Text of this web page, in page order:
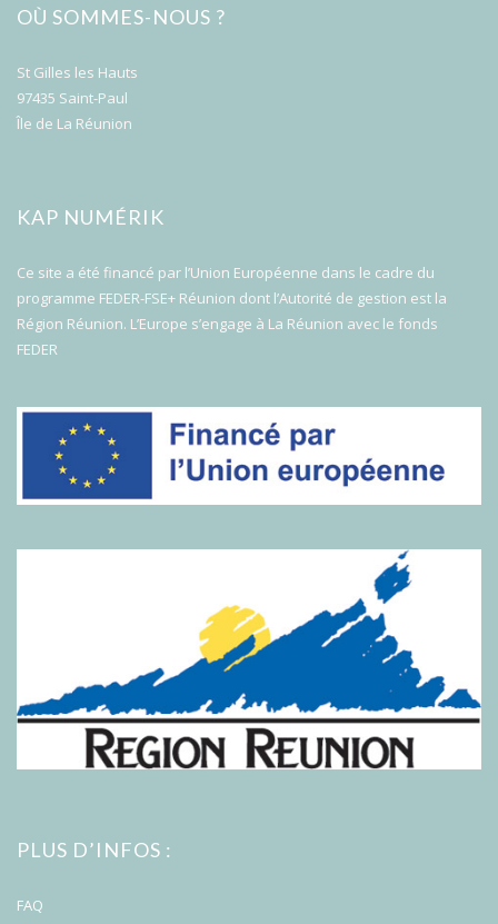
OÙ SOMMES-NOUS ?
St Gilles les Hauts
97435 Saint-Paul
Île de La Réunion
KAP NUMÉRIK
Ce site a été financé par l’Union Européenne dans le cadre du
programme FEDER-FSE+ Réunion dont l’Autorité de gestion est la
Région Réunion. L’Europe s’engage à La Réunion avec le fonds
FEDER
PLUS D’INFOS :
FAQ